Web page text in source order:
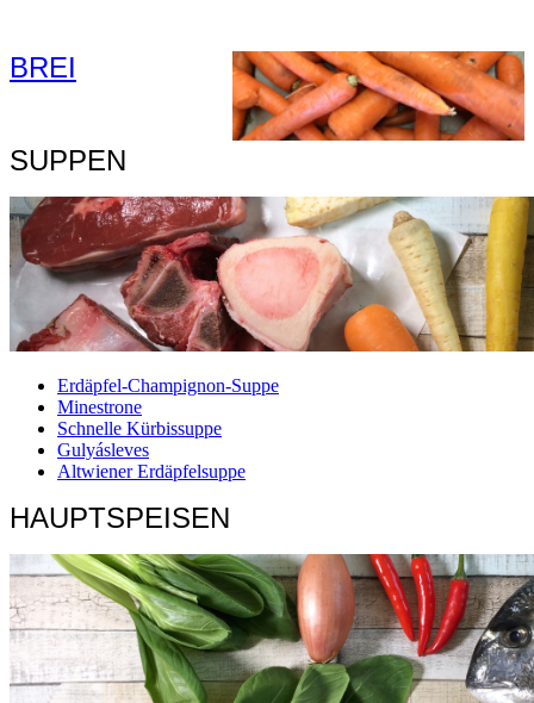
BREI
SUPPEN
Erdäpfel-Champignon-Suppe
Minestrone
Schnelle Kürbissuppe
Gulyásleves
Altwiener Erdäpfelsuppe
HAUPTSPEISEN